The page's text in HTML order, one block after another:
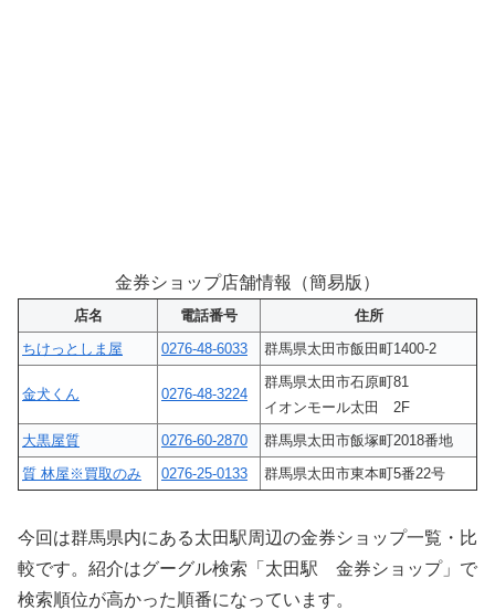
金券ショップ店舗情報（簡易版）
店名 電話番号
住所
ちけっとしま屋
0276-48-6033 群馬県太田市飯田町1400-2
金犬くん 0276-48-3224
群馬県太田市石原町81
イオンモール太田 2F
大黒屋質
0276-60-2870
群馬県太田市飯塚町2018番地
質 林屋※買取のみ
0276-25-0133 群馬県太田市東本町5番22号
今回は群馬県内にある太田駅周辺の金券ショップ一覧・比
較です。紹介はグーグル検索「太田駅 金券ショップ」で
検索順位が高かった順番になっています。